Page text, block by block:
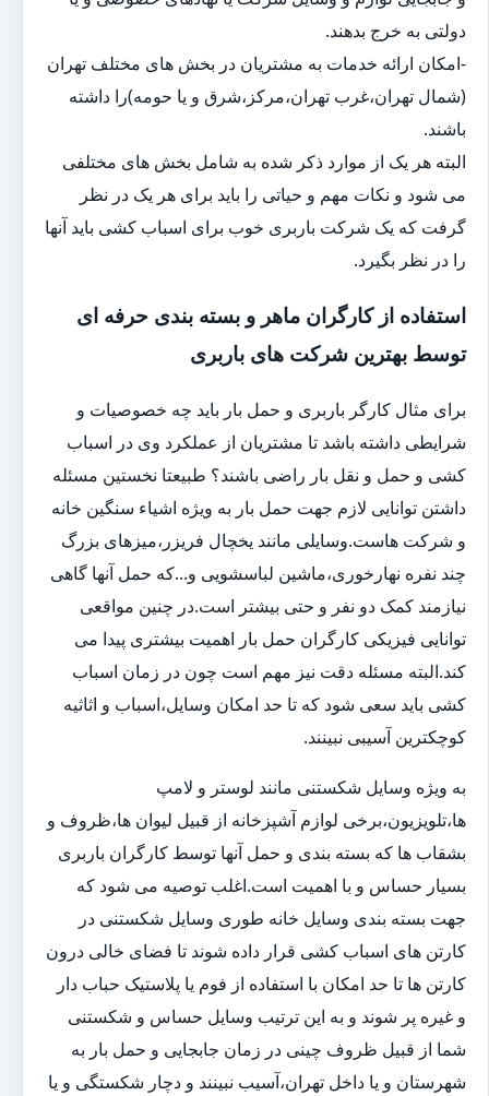
دولتی به خرج بدهند.
-امکان ارائه خدمات به مشتریان در بخش های مختلف تهران
(شمال تهران،غرب تهران،مرکز،شرق و یا حومه)را داشته
باشند.
البته هر یک از موارد ذکر شده به شامل بخش های مختلفی
می شود و نکات مهم و حیاتی را باید برای هر یک در نظر
گرفت که یک شرکت باربری خوب برای اسباب کشی باید آنها
را در نظر بگیرد.
استفاده از کارگران ماهر و بسته بندی حرفه ای
توسط بهترین شرکت های باربری
برای مثال کارگر باربری و حمل بار باید چه خصوصیات و
شرایطی داشته باشد تا مشتریان از عملکرد وی در اسباب
کشی و حمل و نقل بار راضی باشند؟ طبیعتا نخستین مسئله
داشتن توانایی لازم جهت حمل بار به ویژه اشیاء سنگین خانه
و شرکت هاست.وسایلی مانند یخچال فریزر،میزهای بزرگ
چند نفره نهارخوری،ماشین لباسشویی و...که حمل آنها گاهی
نیازمند کمک دو نفر و حتی بیشتر است.در چنین مواقعی
توانایی فیزیکی کارگران حمل بار اهمیت بیشتری پیدا می
کند.البته مسئله دقت نیز مهم است چون در زمان اسباب
کشی باید سعی شود که تا حد امکان وسایل،اسباب و اثاثیه
کوچکترین آسیبی نبینند.
به ویژه وسایل شکستنی مانند لوستر و لامپ
ها،تلویزیون،برخی لوازم آشپزخانه از قبیل لیوان ها،ظروف و
بشقاب ها که بسته بندی و حمل آنها توسط کارگران باربری
بسیار حساس و با اهمیت است.اغلب توصیه می شود که
جهت بسته بندی وسایل خانه طوری وسایل شکستنی در
کارتن های اسباب کشی قرار داده شوند تا فضای خالی درون
کارتن ها تا حد امکان با استفاده از فوم یا پلاستیک حباب دار
و غیره پر شوند و به این ترتیب وسایل حساس و شکستنی
شما از قبیل ظروف چینی در زمان جابجایی و حمل بار به
شهرستان و یا داخل تهران،آسیب نبینند و دچار شکستگی و یا